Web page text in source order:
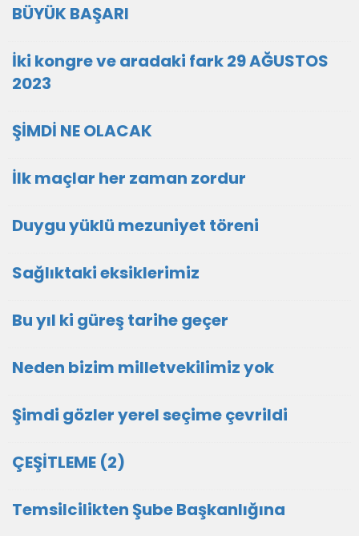
BÜYÜK BAŞARI
İki kongre ve aradaki fark 29 AĞUSTOS
2023
ŞİMDİ NE OLACAK
İlk maçlar her zaman zordur
Duygu yüklü mezuniyet töreni
Sağlıktaki eksiklerimiz
Bu yıl ki güreş tarihe geçer
Neden bizim milletvekilimiz yok
Şimdi gözler yerel seçime çevrildi
ÇEŞİTLEME (2)
Temsilcilikten Şube Başkanlığına